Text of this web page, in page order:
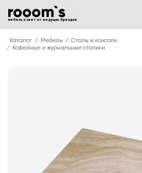
мебель и свет от ведущих брендов
Каталог Мебель
Столы и консоли
Кофейные и журнальные столики